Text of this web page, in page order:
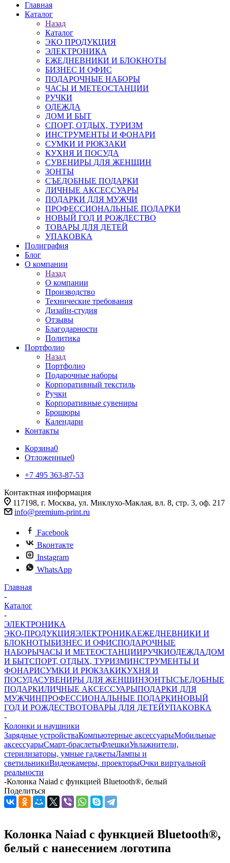
Главная
Каталог
Назад
Каталог
ЭКО ПРОДУКЦИЯ
ЭЛЕКТРОНИКА
ЕЖЕДНЕВНИКИ И БЛОКНОТЫ
БИЗНЕС И ОФИС
ПОДАРОЧНЫЕ НАБОРЫ
ЧАСЫ И МЕТЕОСТАНЦИИ
РУЧКИ
ОДЕЖДА
ДОМ И БЫТ
СПОРТ, ОТДЫХ, ТУРИЗМ
ИНСТРУМЕНТЫ И ФОНАРИ
СУМКИ И РЮКЗАКИ
КУХНЯ И ПОСУДА
СУВЕНИРЫ ДЛЯ ЖЕНЩИН
ЗОНТЫ
СЪЕДОБНЫЕ ПОДАРКИ
ЛИЧНЫЕ АКСЕССУАРЫ
ПОДАРКИ ДЛЯ МУЖЧИ
ПРОФЕССИОНАЛЬНЫЕ ПОДАРКИ
НОВЫЙ ГОД И РОЖДЕСТВО
ТОВАРЫ ДЛЯ ДЕТЕЙ
УПАКОВКА
Полиграфия
Блог
О компании
Назад
О компании
Производство
Технические требования
Дизайн-студия
Отзывы
Благодарности
Политика
Портфолио
Назад
Портфолио
Подарочные наборы
Корпоративный текстиль
Ручки
Корпоративные сувениры
Брошюры
Календари
Контакты
Корзина0
Отложенные0
+7 495 363-87-53
Контактная информация
117198, г. Москва, ул. Миклухо-Маклая, вл. 8, стр. 3, оф. 217
info@premium-print.ru
Facebook
Вконтакте
Instagram
WhatsApp
Главная
-
Каталог
-
ЭЛЕКТРОНИКА
ЭКО-ПРОДУКЦИЯЭЛЕКТРОНИКАЕЖЕДНЕВНИКИ И
БЛОКНОТЫБИЗНЕС И ОФИСПОДАРОЧНЫЕ
НАБОРЫЧАСЫ И МЕТЕОСТАНЦИИРУЧКИОДЕЖДАДОМ
И БЫТСПОРТ, ОТДЫХ, ТУРИЗМИНСТРУМЕНТЫ И
ФОНАРИСУМКИ И РЮКЗАКИКУХНЯ И
ПОСУДАСУВЕНИРЫ ДЛЯ ЖЕНЩИНЗОНТЫСЪЕДОБНЫЕ
ПОДАРКИЛИЧНЫЕ АКСЕССУАРЫПОДАРКИ ДЛЯ
МУЖЧИНПРОФЕССИОНАЛЬНЫЕ ПОДАРКИНОВЫЙ
ГОД И РОЖДЕСТВОТОВАРЫ ДЛЯ ДЕТЕЙУПАКОВКА
-
Колонки и наушники
Зарядные устройстваКомпьютерные аксессуарыМобильные
аксессуарыСмарт-браслетыФлешкиУвлажнители,
стерилизаторы, умные гаджетыЛампы и
светильникиВидеокамеры, проекторыОчки виртуальной
реальности
-Колонка Naiad с функцией Bluetooth®, белый
Поделиться
Колонка Naiad с функцией Bluetooth®,
белый с нанесением логотипа